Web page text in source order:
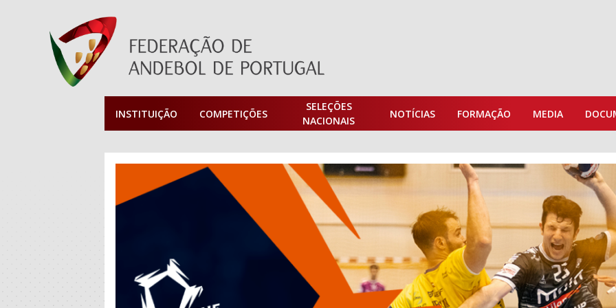
INSTITUIÇÃO COMPETIÇÕES
SELEÇÕES
NACIONAIS
NOTÍCIAS FORMAÇÃO MEDIA